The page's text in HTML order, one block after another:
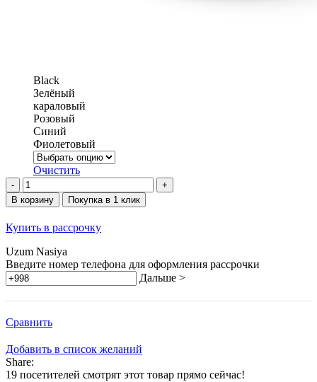
Black
Зелёный
караловый
Розовый
Синий
Фиолетовый
Очистить
Количество
товара
Умная
Яндекс
Станция
Лайт
2
с
В корзину Покупка в 1 клик
Купить в рассрочку
Uzum Nasiya
Введите номер телефона для оформления рассрочки
Дальше >
Сравнить
Добавить в список желаний
Share:
19 посетителей смотрят этот товар прямо сейчас!